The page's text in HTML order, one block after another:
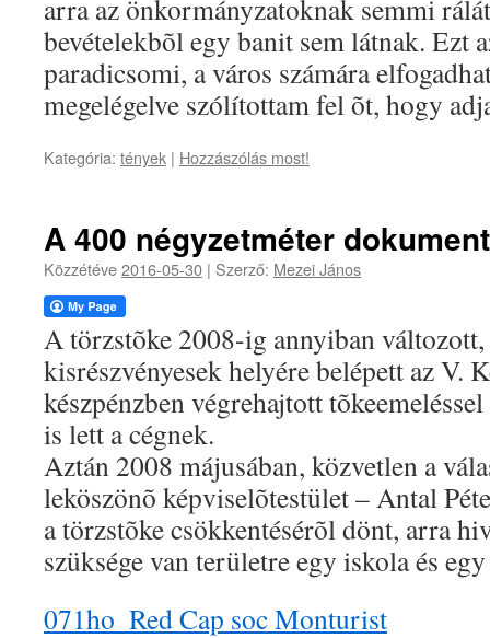
arra az önkormányzatoknak semmi
bevételekbõl egy banit sem látnak. Ezt
paradicsomi, a város számára
megelégelve szólítottam fel õt, hogy
Kategória: tények | Hozzászólás most!
A 400 négyzetméter
Közzétéve2016-05-30 | Szerző: Mezei János
A törzstõke 2008-ig annyiban
kisrészvényesek helyére belépett az V.
készpénzben végrehajtott
is lett a cégnek.
Aztán 2008 májusában, közvetlen a
leköszönõ képviselõtestület – Antal
a törzstõke csökkentésérõl dönt, arra
szüksége van területre egy iskola és
071ho_Red Cap soc Monturist